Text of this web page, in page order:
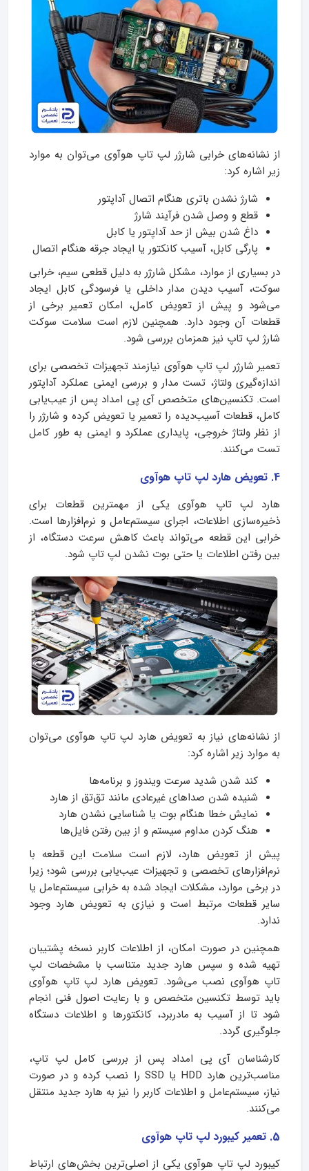
از نشانه‌های خرابی شارژر لپ تاپ هوآوی می‌توان به موارد
زیر اشاره کرد:
شارژ نشدن باتری هنگام اتصال آداپتور
قطع و وصل شدن فرآیند شارژ
داغ شدن بیش از حد آداپتور یا کابل
پارگی کابل، آسیب کانکتور یا ایجاد جرقه هنگام اتصال
در بسیاری از موارد، مشکل شارژر به دلیل قطعی سیم، خرابی
سوکت، آسیب دیدن مدار داخلی یا فرسودگی کابل ایجاد
می‌شود و پیش از تعویض کامل، امکان تعمیر برخی از
قطعات آن وجود دارد. همچنین لازم است سلامت سوکت
شارژ لپ تاپ نیز همزمان بررسی شود.
تعمیر شارژر لپ تاپ هوآوی نیازمند تجهیزات تخصصی برای
اندازه‌گیری ولتاژ، تست مدار و بررسی ایمنی عملکرد آداپتور
است. تکنسین‌های متخصص آی پی امداد پس از عیب‌یابی
کامل، قطعات آسیب‌دیده را تعمیر یا تعویض کرده و شارژر را
از نظر ولتاژ خروجی، پایداری عملکرد و ایمنی به طور کامل
تست می‌کنند.
4. تعویض هارد لپ تاپ هوآوی
هارد لپ تاپ هوآوی یکی از مهمترین قطعات برای
ذخیره‌سازی اطلاعات، اجرای سیستم‌عامل و نرم‌افزارها است.
خرابی این قطعه می‌تواند باعث کاهش سرعت دستگاه، از
بین رفتن اطلاعات یا حتی بوت نشدن لپ تاپ شود.
از نشانه‌های نیاز به تعویض هارد لپ تاپ هوآوی می‌توان
به موارد زیر اشاره کرد:
کند شدن شدید سرعت ویندوز و برنامه‌ها
شنیده شدن صداهای غیرعادی مانند تق‌تق از هارد
نمایش خطا هنگام بوت یا شناسایی نشدن هارد
هنگ کردن مداوم سیستم و از بین رفتن فایل‌ها
پیش از تعویض هارد، لازم است سلامت این قطعه با
نرم‌افزارهای تخصصی و تجهیزات عیب‌یابی بررسی شود؛ زیرا
در برخی موارد، مشکلات ایجاد شده به خرابی سیستم‌عامل یا
سایر قطعات مرتبط است و نیازی به تعویض هارد وجود
ندارد.
همچنین در صورت امکان، از اطلاعات کاربر نسخه پشتیبان
تهیه شده و سپس هارد جدید متناسب با مشخصات لپ
تاپ هوآوی نصب می‌شود. تعویض هارد لپ تاپ هوآوی
باید توسط تکنسین متخصص و با رعایت اصول فنی انجام
شود تا از آسیب به مادربرد، کانکتورها و اطلاعات دستگاه
جلوگیری گردد.
کارشناسان آی پی امداد پس از بررسی کامل لپ تاپ،
مناسب‌ترین هارد HDD یا SSD را نصب کرده و در صورت
نیاز، سیستم‌عامل و اطلاعات کاربر را نیز به هارد جدید منتقل
می‌کنند.
5. تعمیر کیبورد لپ تاپ هوآوی
کیبورد لپ تاپ هوآوی یکی از اصلی‌ترین بخش‌های ارتباط